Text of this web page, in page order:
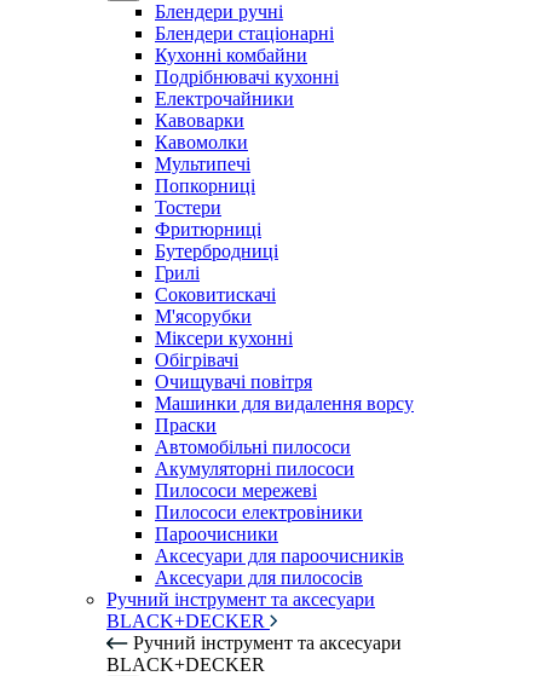
Блендери ручні
Блендери стаціонарні
Кухонні комбайни
Подрібнювачі кухонні
Електрочайники
Кавоварки
Кавомолки
Мультипечі
Попкорниці
Тостери
Фритюрниці
Бутербродниці
Грилі
Соковитискачі
М'ясорубки
Міксери кухонні
Обігрівачі
Очищувачі повітря
Машинки для видалення ворсу
Праски
Автомобільні пилососи
Акумуляторні пилососи
Пилососи мережеві
Пилососи електровіники
Пароочисники
Аксесуари для пароочисників
Аксесуари для пилососів
Ручний інструмент та аксесуари
BLACK+DECKER
Ручний інструмент та аксесуари
BLACK+DECKER